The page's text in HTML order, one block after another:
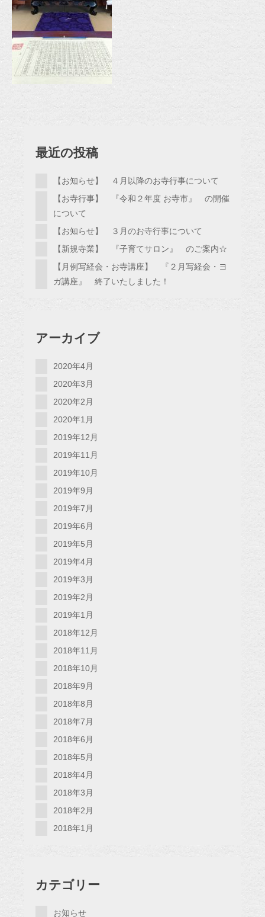
最近の投稿
【お知らせ】 ４月以降のお寺行事について
【お寺行事】 『令和２年度 お寺市』 の開催
について
【お知らせ】 ３月のお寺行事について
【新規寺業】 『子育てサロン』 のご案内☆
【月例写経会・お寺講座】 『２月写経会・ヨ
ガ講座』 終了いたしました！
アーカイブ
2020年4月
2020年3月
2020年2月
2020年1月
2019年12月
2019年11月
2019年10月
2019年9月
2019年7月
2019年6月
2019年5月
2019年4月
2019年3月
2019年2月
2019年1月
2018年12月
2018年11月
2018年10月
2018年9月
2018年8月
2018年7月
2018年6月
2018年5月
2018年4月
2018年3月
2018年2月
2018年1月
カテゴリー
お知らせ